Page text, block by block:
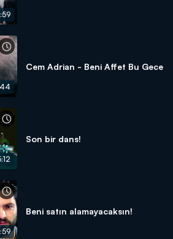
Cem Adrian - Beni Affet Bu Gece
Son bir dans!
Beni satın alamayacaksın!